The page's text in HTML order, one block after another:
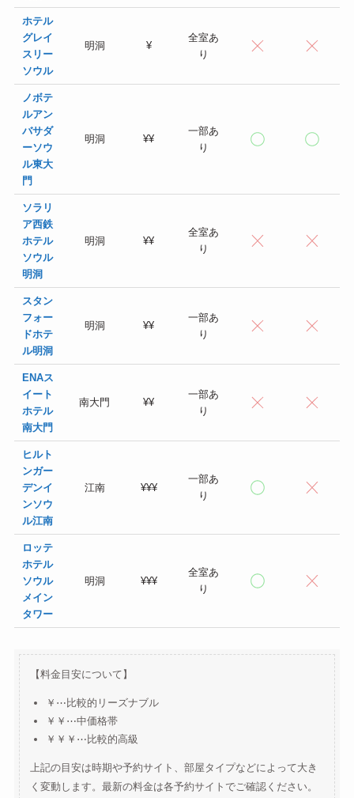
ホテル
グレイ
スリー
ソウル
明洞 ¥
全室あ
り
ノボテ
ルアン
バサダ
ーソウ
ル東大
門
明洞 ¥¥
一部あ
り
ソラリ
ア西鉄
ホテル
ソウル
明洞
明洞 ¥¥
全室あ
り
スタン
フォー
ドホテ
ル明洞
明洞 ¥¥
一部あ
り
ENAス
イート
ホテル
南大門
南大門 ¥¥
一部あ
り
ヒルト
ンガー
デンイ
ンソウ
ル江南
江南 ¥¥¥
一部あ
り
ロッテ
ホテル
ソウル
メイン
タワー
明洞 ¥¥¥
全室あ
り
【料金目安について】
￥⋯比較的リーズナブル
￥￥⋯中価格帯
￥￥￥⋯比較的高級
上記の目安は時期や予約サイト、部屋タイプなどによって大き
く変動します。最新の料金は各予約サイトでご確認ください。